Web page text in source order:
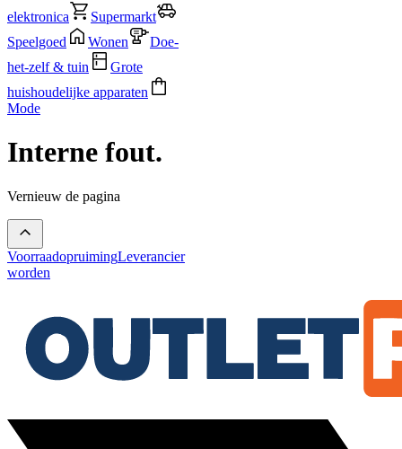
elektronica
Supermarkt
Speelgoed
Wonen
Doe-
het-zelf & tuin
Grote
huishoudelijke apparaten
Mode
Interne fout.
Vernieuw de pagina
VoorraadopruimingLeverancier
worden